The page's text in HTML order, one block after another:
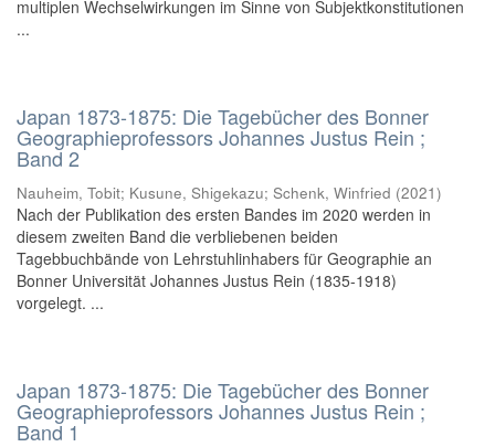
multiplen Wechselwirkungen im Sinne von Subjektkonstitutionen
...
Japan 1873-1875: Die Tagebücher des Bonner
Geographieprofessors Johannes Justus Rein ;
Band 2
Nauheim, Tobit; Kusune, Shigekazu; Schenk, Winfried (2021)
Nach der Publikation des ersten Bandes im 2020 werden in
diesem zweiten Band die verbliebenen beiden
Tagebbuchbände von Lehrstuhlinhabers für Geographie an
Bonner Universität Johannes Justus Rein (1835-1918)
vorgelegt. ...
Japan 1873-1875: Die Tagebücher des Bonner
Geographieprofessors Johannes Justus Rein ;
Band 1